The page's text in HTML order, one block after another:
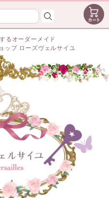
るオーダーメイド
ップ ローズヴェルサイユ